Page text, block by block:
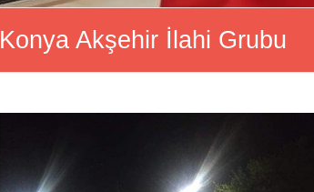
Konya Akşehir İlahi Grubu